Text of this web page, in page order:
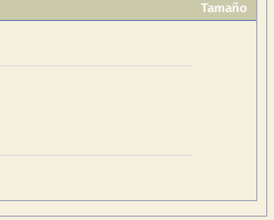
Tamaño